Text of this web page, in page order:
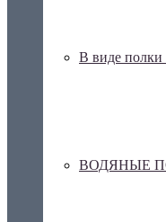
В виде полки
ВОДЯНЫЕ